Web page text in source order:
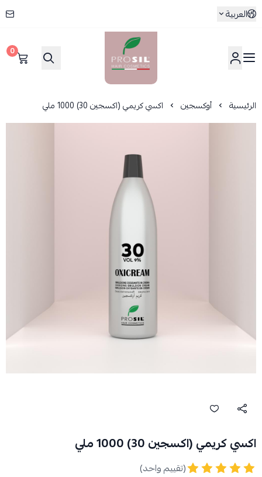
العربية
بروسيل
0
الرئيسية أوكسجين اكسي كريمي (اكسجين 30) 1000 ملي
اكسي كريمي (اكسجين 30) 1000 ملي
(تقييم واحد)